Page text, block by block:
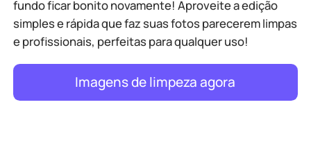
fundo ficar bonito novamente! Aproveite a edição
simples e rápida que faz suas fotos parecerem limpas
e profissionais, perfeitas para qualquer uso!
Imagens de limpeza agora